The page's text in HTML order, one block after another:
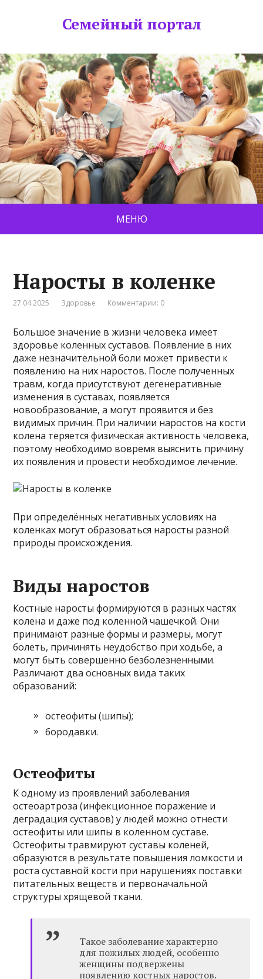
Семейный портал
МЕНЮ
Наросты в коленке
27.04.2025 Здоровье Комментарии: 0
Большое значение в жизни человека имеет
здоровье коленных суставов. Появление в них
даже незначительной боли может привести к
появлению на них наростов. После полученных
травм, когда присутствуют дегенеративные
изменения в суставах, появляется
новообразование, а могут проявится и без
видимых причин. При наличии наростов на кости
колена теряется физическая активность человека,
поэтому необходимо вовремя выяснить причину
их появления и провести необходимое лечение.
При определённых негативных условиях на
коленках могут образоваться наросты разной
природы происхождения.
Виды наростов
Костные наросты формируются в разных частях
колена и даже под коленной чашечкой. Они
принимают разные формы и размеры, могут
болеть, причинять неудобство при ходьбе, а
могут быть совершенно безболезненными.
Различают два основных вида таких
образований:
остеофиты (шипы);
бородавки.
Остеофиты
К одному из проявлений заболевания
остеоартроза (инфекционное поражение и
деградация суставов) у людей можно отнести
остеофиты или шипы в коленном суставе.
Остеофиты травмируют суставы коленей,
образуются в результате повышения ломкости и
роста суставной кости при нарушениях поставки
питательных веществ и первоначальной
структуры хрящевой ткани.
Такое заболевание характерно
для пожилых людей, особенно
женщины подвержены
появлению костных наростов.